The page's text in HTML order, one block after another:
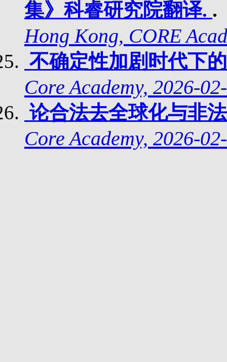
集》科睿研究院翻译. .
Hong Kong, CORE
不确定性加剧时代下
Core Academy, 2026-
论合法去全球化与非
Core Academy, 2026-